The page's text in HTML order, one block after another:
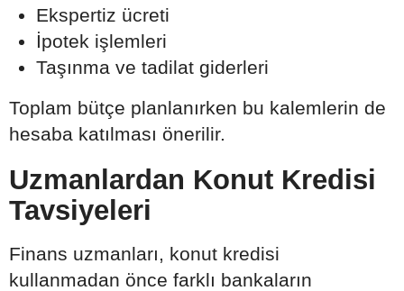
Ekspertiz ücreti
İpotek işlemleri
Taşınma ve tadilat giderleri
Toplam bütçe planlanırken bu kalemlerin de
hesaba katılması önerilir.
Uzmanlardan Konut Kredisi
Tavsiyeleri
Finans uzmanları, konut kredisi
kullanmadan önce farklı bankaların